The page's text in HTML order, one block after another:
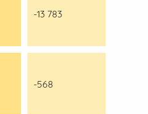
-13 783
-568